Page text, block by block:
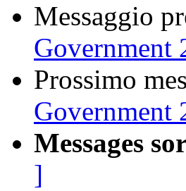
Messaggio
Government
Prossimo
Government
Messages
]